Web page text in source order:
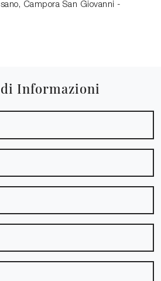
Campora San Giovanni -
Informazioni